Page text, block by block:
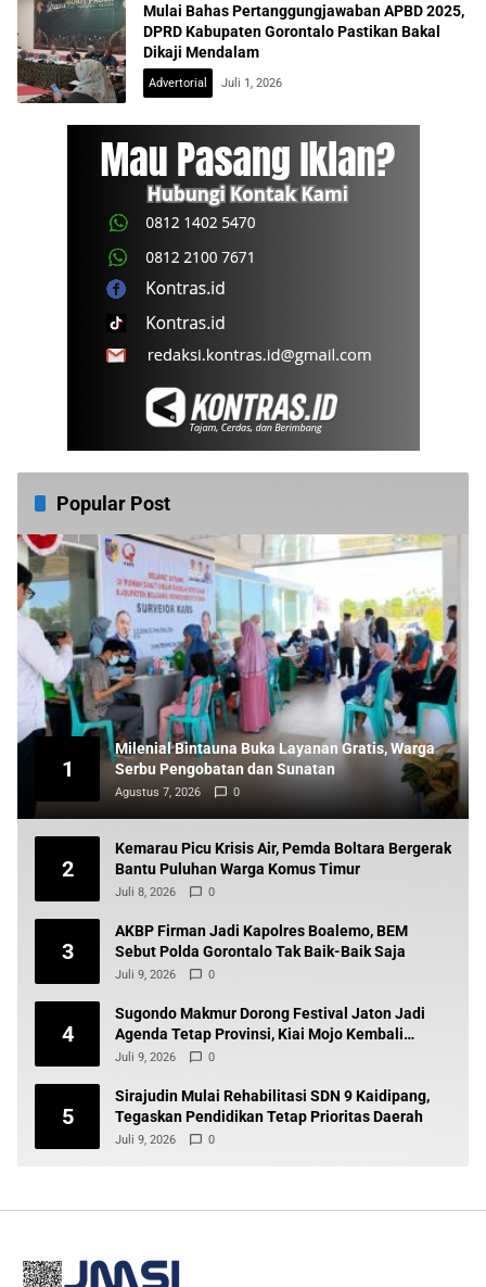
Mulai Bahas Pertanggungjawaban APBD 2025,
DPRD Kabupaten Gorontalo Pastikan Bakal
Dikaji Mendalam
Advertorial Juli 1, 2026
Popular Post
1
Milenial Bintauna Buka Layanan Gratis, Warga
Serbu Pengobatan dan Sunatan
Agustus 7, 2026 0
2
Kemarau Picu Krisis Air, Pemda Boltara Bergerak
Bantu Puluhan Warga Komus Timur
Juli 8, 2026 0
3
AKBP Firman Jadi Kapolres Boalemo, BEM
Sebut Polda Gorontalo Tak Baik-Baik Saja
Juli 9, 2026 0
4
Sugondo Makmur Dorong Festival Jaton Jadi
Agenda Tetap Provinsi, Kiai Mojo Kembali
Disuarakan
Juli 9, 2026 0
5
Sirajudin Mulai Rehabilitasi SDN 9 Kaidipang,
Tegaskan Pendidikan Tetap Prioritas Daerah
Juli 9, 2026 0